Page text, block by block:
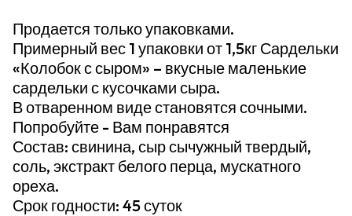
Продается только упаковками.
Примерный вес 1 упаковки от 1,5кг Сардельки
«Колобок с сыром» – вкусные маленькие
сардельки с кусочками сыра.
В отваренном виде становятся сочными.
Попробуйте - Вам понравятся
Состав: свинина, сыр сычужный твердый,
соль, экстракт белого перца, мускатного
ореха.
Срок годности: 45 суток